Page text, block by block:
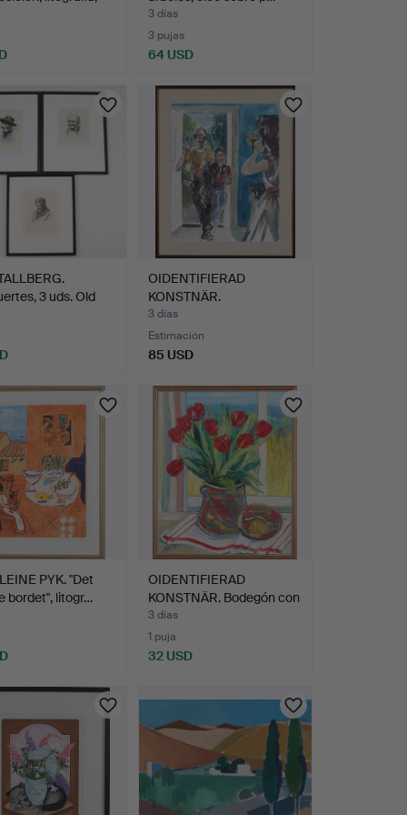
3 días
3 pujas
64 USD
3 uds. Old
OIDENTIFIERAD
KONSTNÄR.
"Semesterfotot", a…
3 días
Estimación
85 USD
PYK. "Det
bordet", litogr…
OIDENTIFIERAD
KONSTNÄR. Bodegón con
tulipa…
3 días
1 puja
32 USD